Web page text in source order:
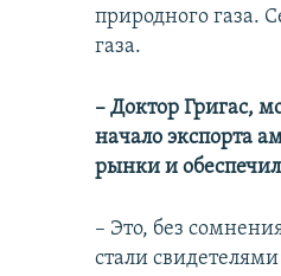
природного газа.
газа.
– Доктор Григас,
начало экспорта
рынки и
– Это, без
стали